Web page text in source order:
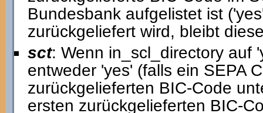
Bundesbank aufgelistet ist
zurückgeliefert wird, bleibt
sct: Wenn in_scl_directory auf
entweder 'yes' (falls ein SEPA
zurückgelieferten BIC-Code
ersten zurückgelieferten BIC-